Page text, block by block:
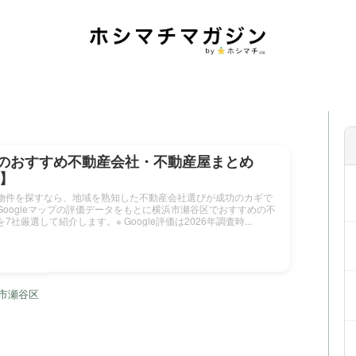
おすすめ不動産会社・不動産屋まとめ
件を探すなら、地域を熟知した不動産会社選びが成功のカギで
マップの評価データをもとに横浜市瀬谷区でおすすめの不
7社厳選して紹介します。※ Google評価は2026年調査時...
瀬谷区